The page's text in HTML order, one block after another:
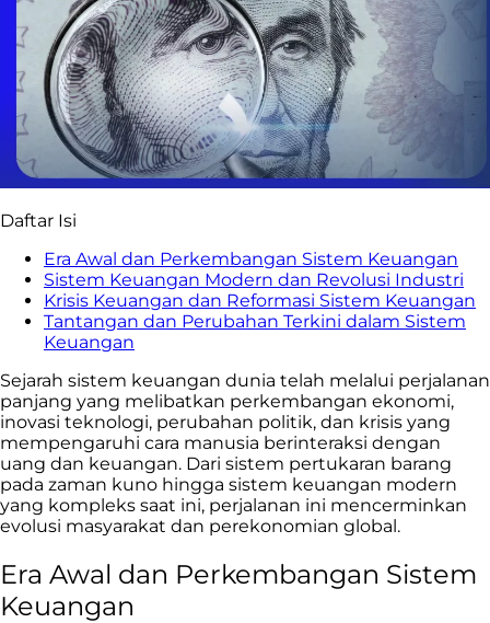
Daftar Isi
Era Awal dan Perkembangan Sistem Keuangan
Sistem Keuangan Modern dan Revolusi Industri
Krisis Keuangan dan Reformasi Sistem Keuangan
Tantangan dan Perubahan Terkini dalam Sistem
Keuangan
Sejarah sistem keuangan dunia telah melalui perjalanan
panjang yang melibatkan perkembangan ekonomi,
inovasi teknologi, perubahan politik, dan krisis yang
mempengaruhi cara manusia berinteraksi dengan
uang dan keuangan. Dari sistem pertukaran barang
pada zaman kuno hingga sistem keuangan modern
yang kompleks saat ini, perjalanan ini mencerminkan
evolusi masyarakat dan perekonomian global.
Era Awal dan Perkembangan Sistem
Keuangan